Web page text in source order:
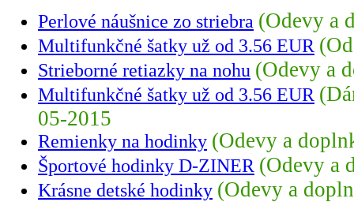
Perlové náušnice zo striebra (Odevy a
Multifunkčné šatky už od 3.56 EUR
Strieborné retiazky na nohu (Odevy a
Multifunkčné šatky už od 3.56 EUR
05-2015
Remienky na hodinky (Odevy a
Športové hodinky D-ZINER (Odevy a
Krásne detské hodinky (Odevy a